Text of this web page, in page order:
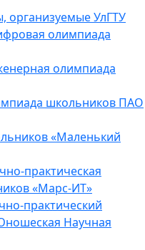
организуемые УлГТУ
олимпиада
олимпиада
школьников ПАО
«Маленький
практическая
«Марс-ИТ»
практический
Научная